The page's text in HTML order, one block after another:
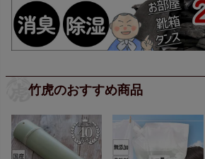
竹虎のおすすめ商品